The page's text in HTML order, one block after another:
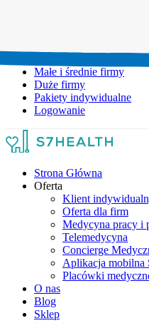
Małe i średnie firmy
Duże firmy
Pakiety indywidualne
Logowanie
Strona Główna
Oferta
Klient
Oferta dla firm
Medycyna pracy i
Telemedycyna
Concierge
Aplikacja mobilna
Placówki
O nas
Blog
Sklep